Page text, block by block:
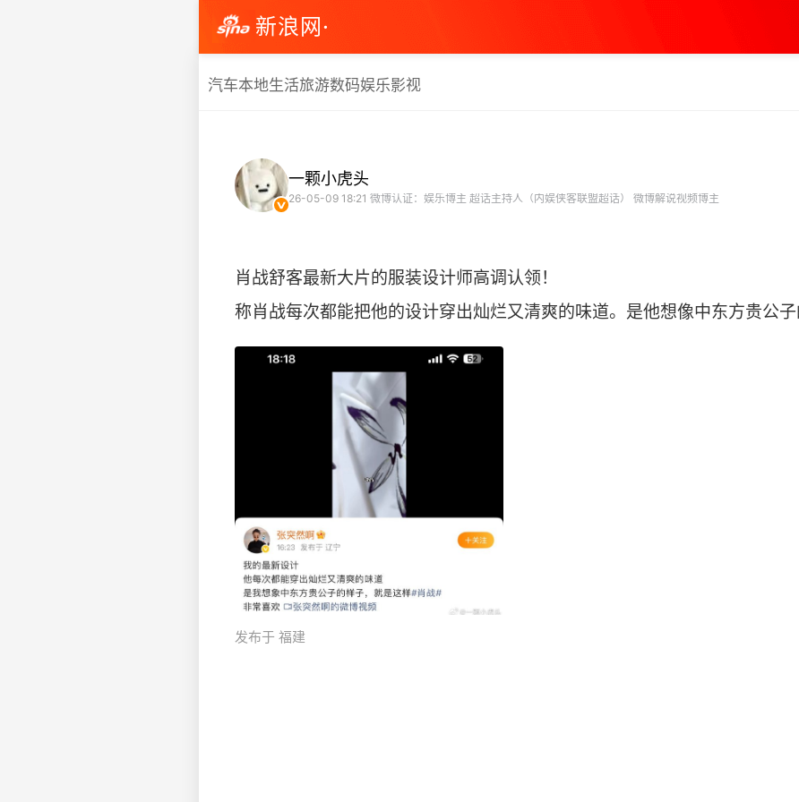
新浪网·
汽车本地生活旅游数码娱乐影视
一颗小虎头
26-05-09 18:21 微博认证：娱乐博主 超话主持人（内娱侠客联盟超话） 微博解说视频博主
肖战舒客最新大片的服装设计师高调认领！
称肖战每次都能把他的设计穿出灿烂又清爽的味道。是他想像中东方贵公子
发布于 福建